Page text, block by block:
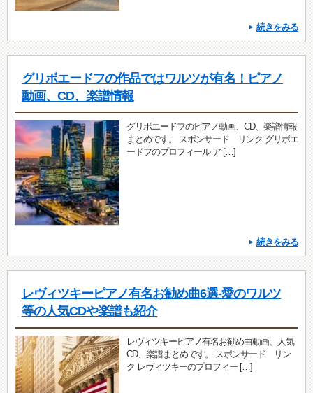
続きをみる
グリボエードフの作品ではワルツが有名！ピアノ
動画、CD、楽譜情報
グリボエードフのピアノ動画、CD、楽譜情報
まとめです。 スポンサード リンク グリボエ
ードフのプロフィール ア […]
続きをみる
レヴィツキーピアノ有名お勧め曲6選-愛のワルツ
等の人気CDや楽譜も紹介
レヴィツキーピアノ有名お勧め曲動画、人気
CD、楽譜まとめです。 スポンサード リン
ク レヴィツキーのプロフィー […]